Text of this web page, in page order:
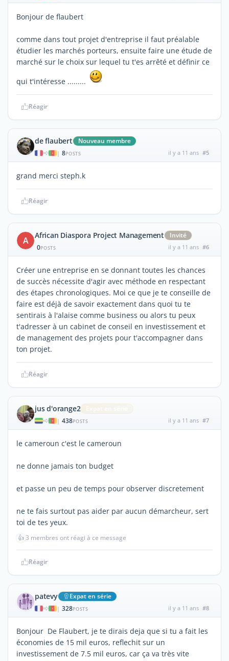
Bonjour de flaubert
comme dans tout projet d'entreprise il faut préalable
étudier les marchés porteurs, ensuite faire une étude de
marché sur le choix sur lequel tu t'es arrêté et définir ce
qui t'intéresse .........
Réagir
de flaubert Nouveau membre
| 8POSTS il y a 11 ans #5
grand merci steph.k
Réagir
A African Diaspora Project Management
Invité
0POSTS il y a 11 ans #6
Créer une entreprise en se donnant toutes les chances
de succès nécessite d'agir avec méthode en respectant
des étapes chronologiques. Moi ce que je te conseille de
faire est déjà de savoir exactement dans quoi tu te
sentirais à l'alaise comme business ou alors tu peux
t'adresser à un cabinet de conseil en investissement et
de management des projets pour t'accompagner dans
ton projet.
Réagir
jus d'orange2 Expat en série
| 438POSTS il y a 11 ans #7
le cameroun c'est le cameroun
ne donne jamais ton budget
et passe un peu de temps pour observer discretement
ne te fais surtout pas aider par aucun démarcheur, sert
toi de tes yeux.
👍3 membres ont réagi à ce message
Réagir
patevy Expat en série
| 328POSTS il y a 11 ans #8
Bonjour De Flaubert, je te dirais deja que si tu a fait les
économies de 15 mil euros, reflechit sur un
investissement de 7.5 mil euros, car ça va très vite